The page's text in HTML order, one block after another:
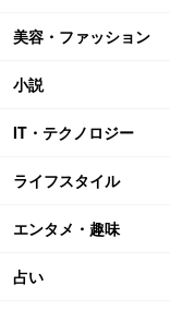
美容・ファッション
小説
IT・テクノロジー
ライフスタイル
エンタメ・趣味
占い